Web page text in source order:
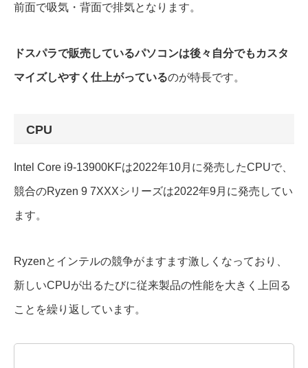
前面で吸気・背面で排気となります。
ドスパラで販売しているパソコンは後々自分でもカスタ
マイズしやすく仕上がっているのが特長です。
CPU
Intel Core i9-13900KFは2022年10月に発売したCPUで、
競合のRyzen 9 7XXXシリーズは2022年9月に発売してい
ます。
Ryzenとインテルの競争がますます激しくなっており、
新しいCPUが出るたびに従来製品の性能を大きく上回る
ことを繰り返しています。